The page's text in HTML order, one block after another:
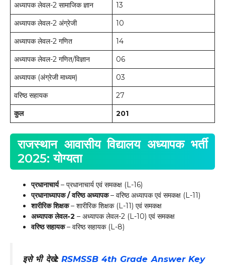
अध्यापक लेवल-2 सामाजिक ज्ञान
13
अध्यापक लेवल-2 अंग्रेजी
10
अध्यापक लेवल-2 गणित
14
अध्यापक लेवल-2 गणित/विज्ञान
06
अध्यापक (अंग्रेजी माध्यम)
03
वरिष्ठ सहायक
27
कुल
201
राजस्थान आवासीय विद्यालय अध्यापक भर्ती
2025: योग्यता
प्रधानाचार्य– प्रधानाचार्य एवं समकक्ष (L-16)
प्रधानाध्यापक / वरिष्ठ अध्यापक– वरिष्ठ अध्यापक एवं समकक्ष (L-11)
शारीरिक शिक्षक– शारीरिक शिक्षक (L-11) एवं समकक्ष
अध्यापक लेवल-2 – अध्यापक लेवल-2 (L-10) एवं समकक्ष
वरिष्ठ सहायक– वरिष्ठ सहायक (L-8)
इसे भी देखे: RSMSSB 4th Grade Answer Key